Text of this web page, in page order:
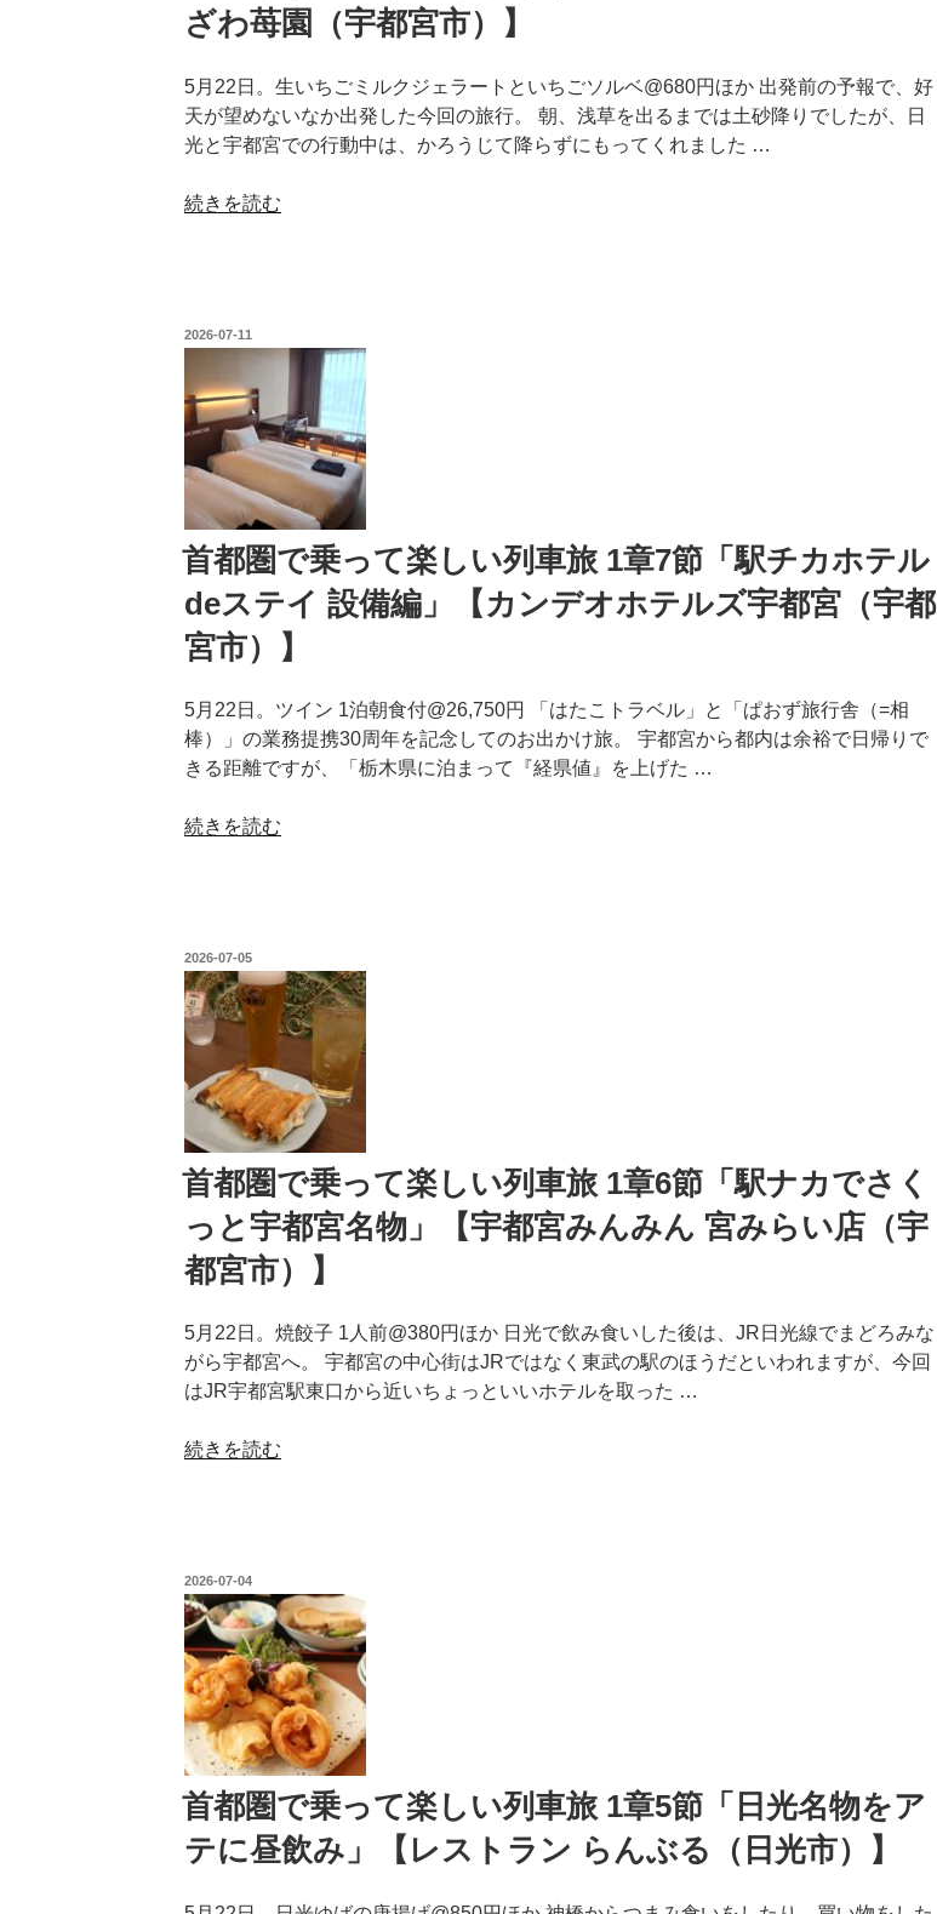
テ
ル
ズ
宇
都
（宇
都
1
節
「烏
山
線
完
乗
へ
ざわ苺園（宇都宮市）】
5月22日。生いちごミルクジェラートといちごソルベ@680円ほか 出発前の予報で、好
天が望めないなか出発した今回の旅行。 朝、浅草を出るまでは土砂降りでしたが、日
光と宇都宮での行動中は、かろうじて降らずにもってくれました …
“首
っ
楽
し
い
列
車
旅
1
章
8
節
「イ
チ
ゴ
よ
り
イ
し
い
デ
ザ
ト、
そ
し
て」
【Gelato
＆
Caffe
ざ
わ
苺
（宇
続きを読む
投
稿
2026-07-11
首都圏で乗って楽しい列車旅 1章7節「駅チカホテル
deステイ 設備編」【カンデオホテルズ宇都宮（宇都
宮市）】
5月22日。ツイン 1泊朝食付@26,750円 「はたこトラベル」と「ぱおず旅行舎（=相
棒）」の業務提携30周年を記念してのお出かけ旅。 宇都宮から都内は余裕で日帰りで
きる距離ですが、「栃木県に泊まって『経県値』を上げた …
“首
っ
て
楽
い
車
旅
1
章
7
節
「駅
チ
カ
ホ
テ
ル
イ
設
備
編」
【カ
ン
デ
オ
ホ
テ
ズ
続きを読む
投
稿
日:
2026-07-05
首都圏で乗って楽しい列車旅 1章6節「駅ナカでさく
っと宇都宮名物」【宇都宮みんみん 宮みらい店（宇
都宮市）】
5月22日。焼餃子 1人前@380円ほか 日光で飲み食いした後は、JR日光線でまどろみな
がら宇都宮へ。 宇都宮の中心街はJRではなく東武の駅のほうだといわれますが、今回
はJR宇都宮駅東口から近いちょっといいホテルを取った …
“首
っ
て
楽
し
い
列
車
旅
1
章
続きを読む
投
稿
日:
2026-07-04
首都圏で乗って楽しい列車旅 1章5節「日光名物をア
テに昼飲み」【レストラン らんぶる（日光市）】